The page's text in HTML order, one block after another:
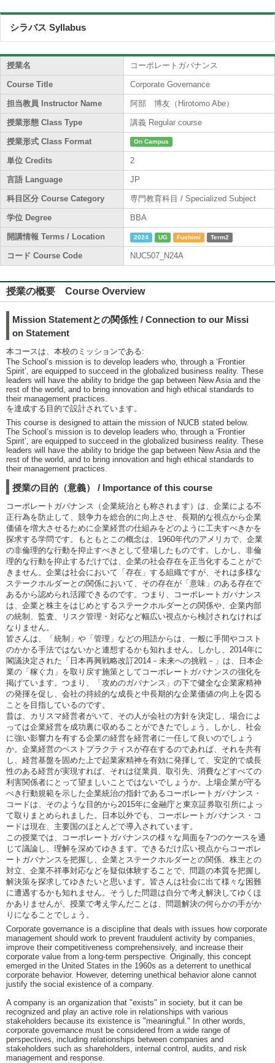
シラバス Syllabus
授業名 コーポレートガバナンス
Course Title Corporate Governance
担当教員 Instructor Name 阿部 博友（Hirotomo Abe）
授業形態 Class Type 講義 Regular course
授業形式 Class Format On Campus
単位 Credits 2
言語 Language JP
科目区分 Course Category 専門教育科目 / Specialized Subject
学位 Degree BBA
開講情報 Terms / Location 2024 UG Fushimi Term2
コード Course Code NUC507_N24A
授業の概要 Course Overview
Mission Statementとの関係性 / Connection to our Missi
on Statement
本コースは、本校のミッションである:
The School’s mission is to develop leaders who, through a ‘Frontier
Spirit’, are equipped to succeed in the globalized business reality. These
leaders will have the ability to bridge the gap between New Asia and the
rest of the world, and to bring innovation and high ethical standards to
their management practices.
を達成する目的で設計されています。
This course is designed to attain the mission of NUCB stated below.
The School’s mission is to develop leaders who, through a ‘Frontier
Spirit’, are equipped to succeed in the globalized business reality. These
leaders will have the ability to bridge the gap between New Asia and the
rest of the world, and to bring innovation and high ethical standards to
their management practices.
授業の目的（意義） / Importance of this course
コーポレートガバナンス（企業統治とも称されます）は、企業による不
正行為を防止して、競争力を総合的に向上させ、長期的な視点から企業
価値を増大させるために企業経営の仕組みをどのように工夫すべきかを
探求する学問です。もともとこの概念は、1960年代のアメリカで、企業
の非倫理的な行動を抑止すべきとして登場したものです。しかし、非倫
理的な行動を抑止するだけでは、企業の社会存在を正当化することがで
きません。企業は社会において「存在」する組織ですが、それは多様な
ステークホルダーとの関係において、その存在が「意味」のある存在で
あるから認められ活躍できるのです。つまり、コーポレートガバナンス
は、企業と株主をはじめとするステークホルダーとの関係や、企業内部
の統制、監査、リスク管理・対応など幅広い視点から検討されなければ
なりません。
皆さんは、「統制」や「管理」などの用語からは、一般に手間やコスト
のかかる手法ではないかと連想するかも知れません。しかし、2014年に
閣議決定された「日本再興戦略改訂2014－未来への挑戦－」は、日本企
業の「稼ぐ力」を取り戻す施策としてコーポレートガバナンスの強化を
掲げています。つまり、「攻めのガバナンス」の下で健全な企業家精神
の発揮を促し、会社の持続的な成長と中長期的な企業価値の向上を図る
ことを目指しているのです。
昔は、カリスマ経営者がいて、その人が会社の方針を決定し、場合によ
っては企業経営を成功裏に収めることができたでしょう。しかし、社会
に強い影響力を有する企業の経営を経営者に一任して良いのでしょう
か。企業経営のベストプラクティスが存在するのであれば、それを共有
し、経営基盤を固めた上で起業家精神を有効に発揮して、安定的で成長
性のある経営が実現すれば、それは従業員、取引先、消費などすべての
利害関係者にとって望ましいことではないでしょうか。上場企業が守る
べき行動規範を示した企業統治の指針であるコーポレートガバナンス・
コードは、そのような目的から2015年に金融庁と東京証券取引所によっ
て取りまとめられました。日本以外でも、コーポレートガバナンス・コ
ードは現在、主要国のほとんどで導入されています。
この授業では、コーポレートガバナンスの様々な局面を7つのケースを通
じて議論し、理解を深めてゆきます。できるだけ広い視点からコーポレ
ートガバナンスを把握し、企業とステークホルダーとの関係、株主との
対立、企業不祥事対応などを疑似体験することで、問題の本質を把握し
解決策を探求してゆきたいと思います。皆さんは社会に出て様々な困難
に遭遇するかも知れません。そうした問題は自分で考え解決してゆくほ
かありませんが、授業で考え学んだことは、問題解決の何らかの手がか
りになることでしょう。
Corporate governance is a discipline that deals with issues how corporate
management should work to prevent fraudulent activity by companies,
improve their competitiveness comprehensively, and increase their
corporate value from a long-term perspective. Originally, this concept
emerged in the United States in the 1960s as a deterrent to unethical
corporate behavior. However, deterring unethical behavior alone cannot
justify the social existence of a company.
A company is an organization that "exists" in society, but it can be
recognized and play an active role in relationships with various
stakeholders because its existence is "meaningful." In other words,
corporate governance must be considered from a wide range of
perspectives, including relationships between companies and
stakeholders such as shareholders, internal control, audits, and risk
management and response.